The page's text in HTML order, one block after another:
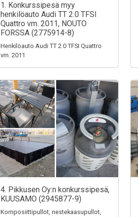
1. Konkurssipesä myy
henkilöauto Audi TT 2.0 TFSI
Quattro vm. 2011, NOUTO
FORSSA (2775914-8)
Henkilöauto Audi TT 2.0 TFSI Quattro
vm. 2011
4. Pikkusen Oy:n konkurssipesä,
KUUSAMO (2945877-9)
Komposiittipullot, nestekaasupullot,